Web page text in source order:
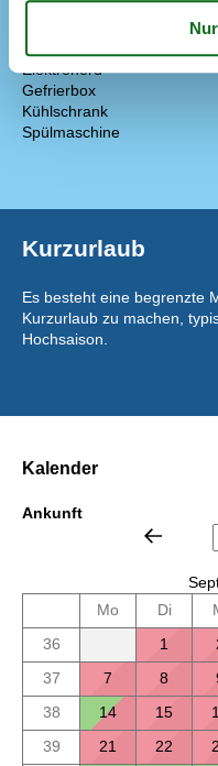
Küche
Elektroherd
Gefrierbox
Kühlschrank
Spülmaschine
Kurzurlaub
Es besteht eine begrenzte
Kurzurlaub zu machen,
Hochsaison.
Kalender
Ankunft
Mo
Di
36
1
37
7 8
38
14 15
39
21 22